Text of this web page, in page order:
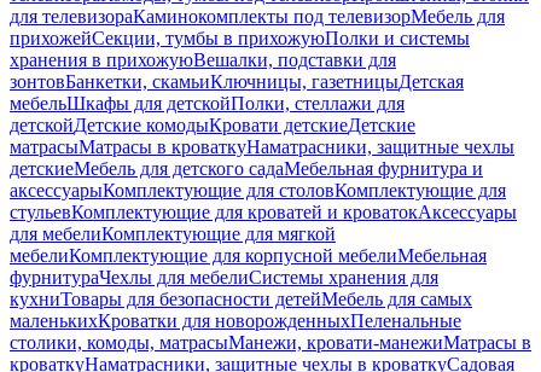
для телевизораКаминокомплекты под телевизорМебель для
прихожейСекции, тумбы в прихожуюПолки и системы
хранения в прихожуюВешалки, подставки для
зонтовБанкетки, скамьиКлючницы, газетницыДетская
мебельШкафы для детскойПолки, стеллажи для
детскойДетские комодыКровати детскиеДетские
матрасыМатрасы в кроваткуНаматрасники, защитные чехлы
детскиеМебель для детского садаМебельная фурнитура и
аксессуарыКомплектующие для столовКомплектующие для
стульевКомплектующие для кроватей и кроватокАксессуары
для мебелиКомплектующие для мягкой
мебелиКомплектующие для корпусной мебелиМебельная
фурнитураЧехлы для мебелиСистемы хранения для
кухниТовары для безопасности детейМебель для самых
маленькихКроватки для новорожденныхПеленальные
столики, комоды, матрасыМанежи, кровати-манежиМатрасы в
кроваткуНаматрасники, защитные чехлы в кроваткуСадовая